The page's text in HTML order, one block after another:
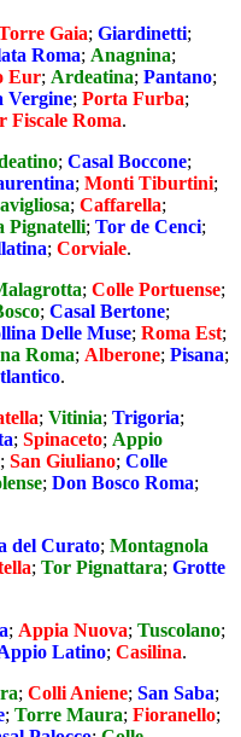
Gaia; Giardinetti;
Roma; Anagnina;
Eur; Ardeatina; Pantano;
Vergine; Porta Furba;
Fiscale Roma.
; Casal Boccone;
; Monti Tiburtini;
; Caffarella;
Pignatelli; Tor de Cenci;
; Corviale.
; Colle Portuense;
; Casal Bertone;
Delle Muse; Roma Est;
Roma; Alberone; Pisana;
.
; Vitinia; Trigoria;
; Spinaceto; Appio
; San Giuliano; Colle
; Don Bosco Roma;
del Curato; Montagnola
; Tor Pignattara; Grotte
; Appia Nuova; Tuscolano;
Latino; Casilina.
; Colli Aniene; San Saba;
; Torre Maura; Fioranello;